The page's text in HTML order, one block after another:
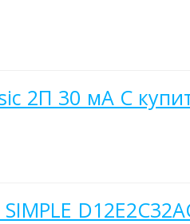
2П 30 мА C